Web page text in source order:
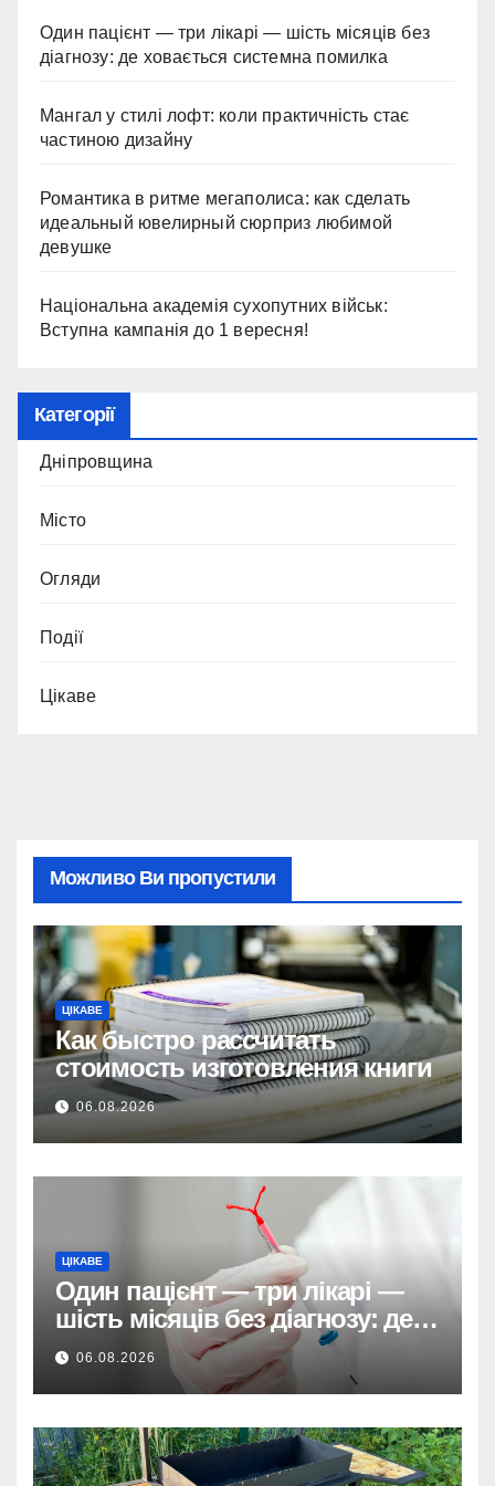
Один пацієнт — три лікарі — шість місяців без
діагнозу: де ховається системна помилка
Мангал у стилі лофт: коли практичність стає
частиною дизайну
Романтика в ритме мегаполиса: как сделать
идеальный ювелирный сюрприз любимой
девушке
Національна академія сухопутних військ:
Вступна кампанія до 1 вересня!
Категорії
Дніпровщина
Місто
Огляди
Події
Цікаве
Можливо Ви пропустили
ЦІКАВЕ
Как быстро рассчитать
стоимость изготовления книги
06.08.2026
ЦІКАВЕ
Один пацієнт — три лікарі —
шість місяців без діагнозу: де
ховається системна помилка
06.08.2026